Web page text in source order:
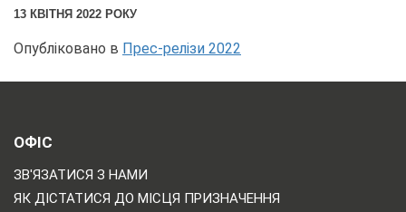
13 КВІТНЯ 2022 РОКУ
Опубліковано в Прес-релізи 2022
ОФІС
ЗВ'ЯЗАТИСЯ З НАМИ
ЯК ДІСТАТИСЯ ДО МІСЦЯ ПРИЗНАЧЕННЯ